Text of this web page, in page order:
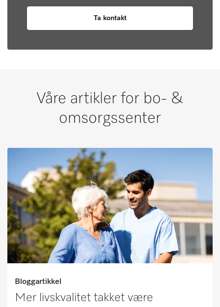
Ta kontakt
Våre artikler for bo- &
omsorgssenter
Bloggartikkel
Mer livskvalitet takket være